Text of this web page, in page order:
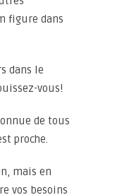
figure dans
dans le
vous!
de tous
proche.
mais en
vos besoins